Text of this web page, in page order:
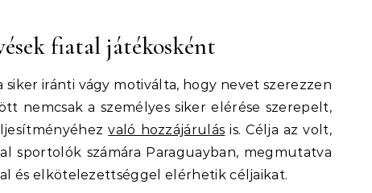
fiatal játékosként
siker iránti vágy motiválta, hogy nevet szerezzen
nemcsak a személyes siker elérése szerepelt,
való hozzájárulás is. Célja az volt,
sportolók számára Paraguayban, megmutatva
és elkötelezettséggel elérhetik céljaikat.